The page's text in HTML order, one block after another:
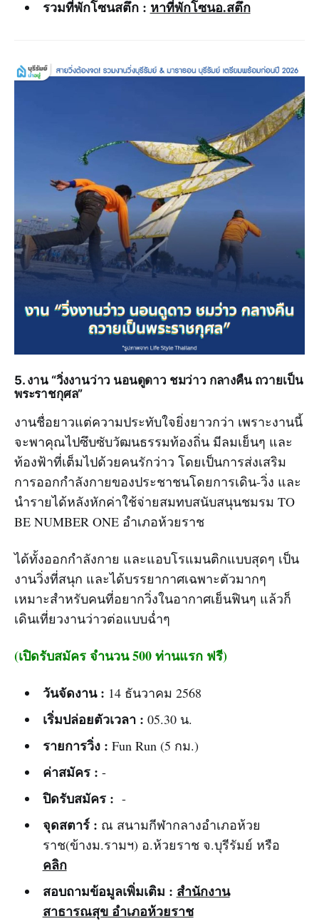
รวมที่พักโซนสตึก : หาที่พักโซนอ.สตึก
5. งาน “วิ่งงานว่าว นอนดูดาว ชมว่าว กลางคืน ถวายเป็น
พระราชกุศล”
งานชื่อยาวแต่ความประทับใจยิ่งยาวกว่า เพราะงานนี้
จะพาคุณไปซึบซับวัฒนธรรมท้องถิ่น มีลมเย็นๆ และ
ท้องฟ้าที่เต็มไปด้วยคนรักว่าว โดยเป็นการส่งเสริม
การออกกำลังกายของประชาชนโดยการเดิน-วิ่ง และ
นำรายได้หลังหักค่าใช้จ่ายสมทบสนับสนุนชมรม TO
BE NUMBER ONE อำเภอห้วยราช
ได้ทั้งออกกำลังกาย และแอบโรแมนติกแบบสุดๆ เป็น
งานวิ่งที่สนุก และได้บรรยากาศเฉพาะตัวมากๆ
เหมาะสำหรับคนที่อยากวิ่งในอากาศเย็นฟินๆ แล้วก็
เดินเที่ยวงานว่าวต่อแบบฉ่ำๆ
(เปิดรับสมัคร จำนวน 500 ท่านแรก ฟรี)
วันจัดงาน : 14 ธันวาคม 2568
เริ่มปล่อยตัวเวลา : 05.30 น.
รายการวิ่ง : Fun Run (5 กม.)
ค่าสมัคร : -
ปิดรับสมัคร : -
จุดสตาร์ : ณ สนามกีฬากลางอำเภอห้วย
ราช(ข้างม.รามฯ) อ.ห้วยราช จ.บุรีรัมย์ หรือ
คลิก
สอบถามข้อมูลเพิ่มเติม : สำนักงาน
สาธารณสุข อำเภอห้วยราช